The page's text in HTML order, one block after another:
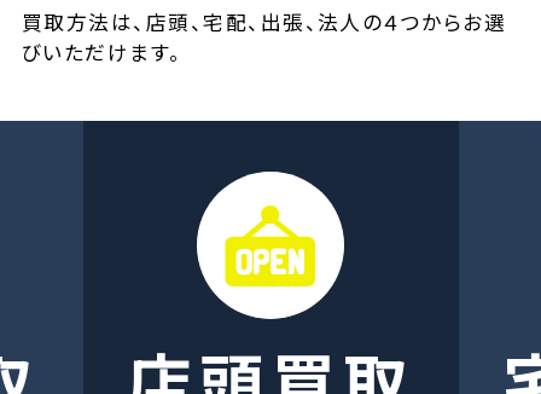
買取方法は、店頭、宅配、出張、法人の４つからお選
びいただけます。